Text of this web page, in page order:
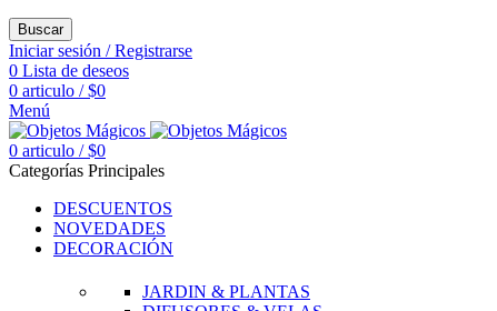
Buscar
Iniciar sesión / Registrarse
0 Lista de deseos
0 articulo / $0
Menú
0 articulo / $0
Categorías Principales
DESCUENTOS
NOVEDADES
DECORACIÓN
JARDIN & PLANTAS